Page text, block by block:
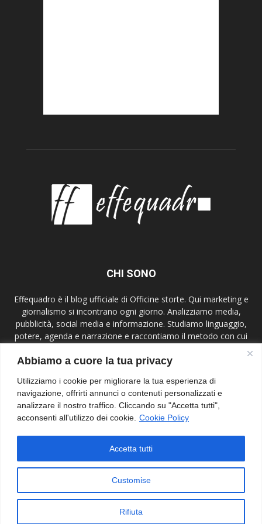
Abbiamo a cuore la tua privacy
Utilizziamo i cookie per migliorare la tua esperienza di
navigazione, offrirti annunci o contenuti personalizzati e
analizzare il nostro traffico. Cliccando su "Accetta tutti",
acconsenti all'utilizzo dei cookie. Cookie Policy
Customise
Rifiuta
Accetta tutti
CHI SONO
Effequadro è il blog ufficiale di Officine storte. Qui marketing e
giornalismo si incontrano ogni giorno. Analizziamo media,
pubblicità, social media e informazione. Studiamo linguaggio,
potere, agenda e narrazione e raccontiamo il metodo con cui
parliamo a giornalisti, comunicatori, studenti e lettori attenti.
Contact us:info@effequadroblog.it
SEGUIMI